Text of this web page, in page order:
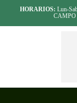
HORARIOS: Lun-
CAMPO